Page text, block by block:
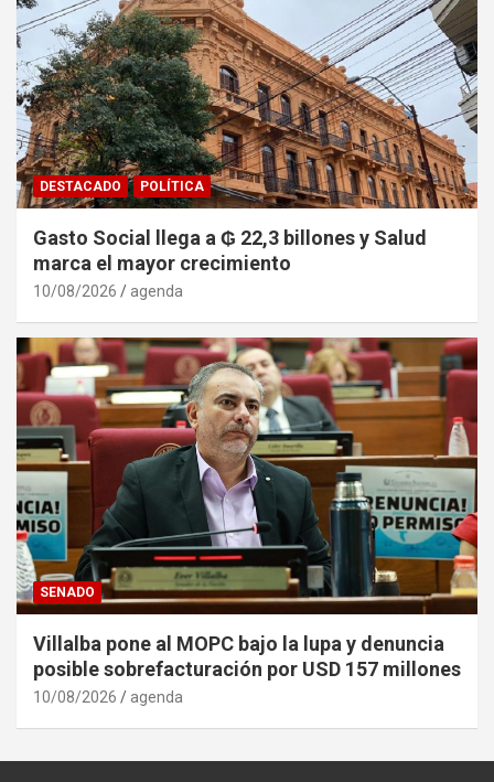
DESTACADO POLÍTICA
Gasto Social llega a ₲ 22,3 billones y Salud
marca el mayor crecimiento
10/08/2026 agenda
SENADO
Villalba pone al MOPC bajo la lupa y denuncia
posible sobrefacturación por USD 157 millones
10/08/2026 agenda